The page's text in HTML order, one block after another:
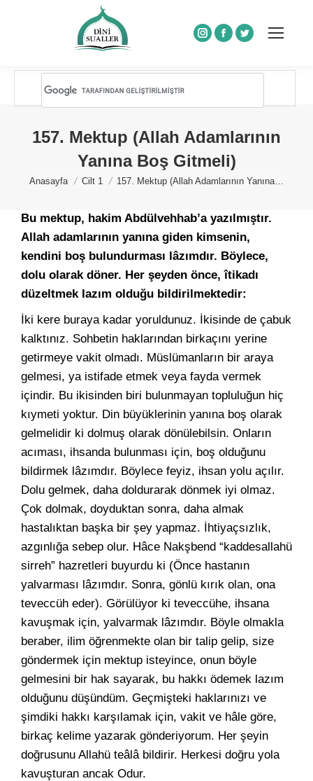
Instagram
Facebook
Twitter
157. Mektup (Allah Adamlarının
Yanına Boş Gitmeli)
You are here:
Anasayfa Cilt 1 157. Mektup (Allah Adamlarının Yanına…
Bu mektup, hakim Abdülvehhab’a yazılmıştır.
Allah adamlarının yanına giden kimsenin,
kendini boş bulundurması lâzımdır. Böylece,
dolu olarak döner. Her şeyden önce, îtikadı
düzeltmek lazım olduğu bildirilmektedir:
İki kere buraya kadar yoruldunuz. İkisinde de çabuk
kalktınız. Sohbetin haklarından birkaçını yerine
getirmeye vakit olmadı. Müslümanların bir araya
gelmesi, ya istifade etmek veya fayda vermek
içindir. Bu ikisinden biri bulunmayan topluluğun hiç
kıymeti yoktur. Din büyüklerinin yanına boş olarak
gelmelidir ki dolmuş olarak dönülebilsin. Onların
acıması, ihsanda bulunması için, boş olduğunu
bildirmek lâzımdır. Böylece feyiz, ihsan yolu açılır.
Dolu gelmek, daha doldurarak dönmek iyi olmaz.
Çok dolmak, doyduktan sonra, daha almak
hastalıktan başka bir şey yapmaz. İhtiyaçsızlık,
azgınlığa sebep olur. Hâce Nakşbend “kaddesallahü
sirreh” hazretleri buyurdu ki (Önce hastanın
yalvarması lâzımdır. Sonra, gönlü kırık olan, ona
teveccüh eder). Görülüyor ki teveccühe, ihsana
kavuşmak için, yalvarmak lâzımdır. Böyle olmakla
beraber, ilim öğrenmekte olan bir talip gelip, size
göndermek için mektup isteyince, onun böyle
gelmesini bir hak sayarak, bu hakkı ödemek lazım
olduğunu düşündüm. Geçmişteki haklarınızı ve
şimdiki hakkı karşılamak için, vakit ve hâle göre,
birkaç kelime yazarak gönderiyorum. Her şeyin
doğrusunu Allahü teâlâ bildirir. Herkesi doğru yola
kavuşturan ancak Odur.